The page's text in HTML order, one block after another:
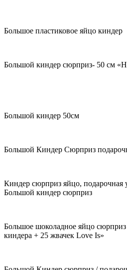
Большое пластиковое яйцо киндер
Большой киндер сюрприз- 50 см
Большой киндер 50см
Большой Киндер Сюрприз
Киндер сюрприз яйцо, подарочная
Большой киндер сюрприз
Большое шоколадное яйцо
киндера + 25 жвачек Love Is»